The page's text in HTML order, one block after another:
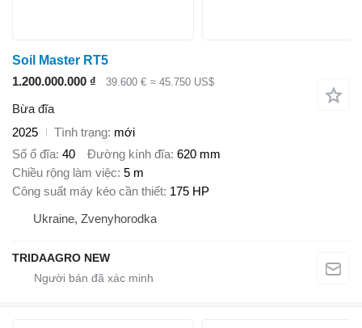
Soil Master RT5
1.200.000.000 ₫
39.600 € ≈ 45.750 US$
Bừa đĩa
2025
Tình trạng mới
Số ổ đĩa 40 Đường kính đĩa 620 mm
Chiều rộng làm việc 5 m
Công suất máy kéo cần thiết 175 HP
Ukraine, Zvenyhorodka
TRIDAAGRO NEW